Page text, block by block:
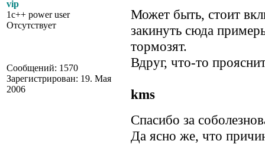
vip
1c++ power user
Отсутствует
Сообщений: 1570
Зарегистрирован: 19. Мая
2006
Может быть, стоит
закинуть сюда
тормозят.
Вдруг, что-то
kms
Спасибо за
Да ясно же, что